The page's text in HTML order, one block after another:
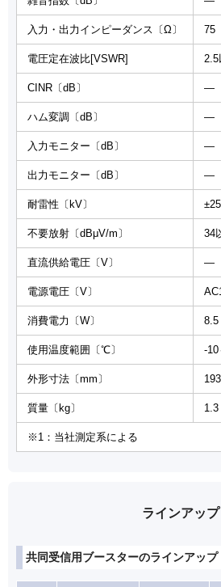
入力・出力インピーダンス〔Ω〕 75
電圧定在波比[VSWR]
CINR〔dB〕 ―
ハム変調〔dB〕 ―
入力モニター〔dB〕 ―
出力モニター〔dB〕 ―
耐雷性〔kV〕
不要放射〔dBμV/m〕 34
直流供給電圧〔V〕 ―
電源電圧〔V〕
消費電力〔W〕 8.5
使用温度範囲〔℃〕 -10
外形寸法〔mm〕
質量〔kg〕 1.3
※1：当社測定系による
ラインアップ
共同受信用ブースターのラインアップ